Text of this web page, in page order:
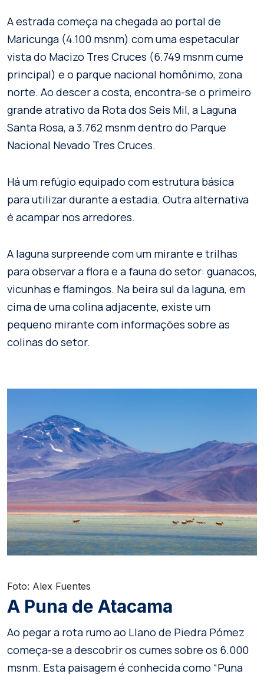
A estrada começa na chegada ao portal de
Maricunga (4.100 msnm) com uma espetacular
vista do Macizo Tres Cruces (6.749 msnm cume
principal) e o parque nacional homônimo, zona
norte. Ao descer a costa, encontra-se o primeiro
grande atrativo da Rota dos Seis Mil, a Laguna
Santa Rosa, a 3.762 msnm dentro do Parque
Nacional Nevado Tres Cruces.
Há um refúgio equipado com estrutura básica
para utilizar durante a estadia. Outra alternativa
é acampar nos arredores.
A laguna surpreende com um mirante e trilhas
para observar a flora e a fauna do setor: guanacos,
vicunhas e flamingos. Na beira sul da laguna, em
cima de uma colina adjacente, existe um
pequeno mirante com informações sobre as
colinas do setor.
Foto: Alex Fuentes
A Puna de Atacama
Ao pegar a rota rumo ao Llano de Piedra Pómez
começa-se a descobrir os cumes sobre os 6.000
msnm. Esta paisagem é conhecida como “Puna